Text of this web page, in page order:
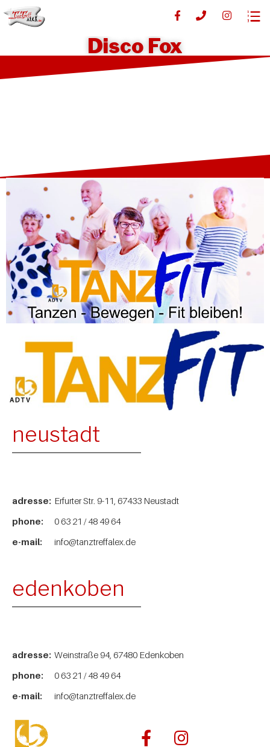
Disco Fox
neustadt
adresse: Erfurter Str. 9-11, 67433 Neustadt
phone:
0 63 21 / 48 49 64
e-mail:
info@tanztreffalex.de
edenkoben
adresse: Weinstraße 94, 67480 Edenkoben
phone:
0 63 21 / 48 49 64
e-mail:
info@tanztreffalex.de